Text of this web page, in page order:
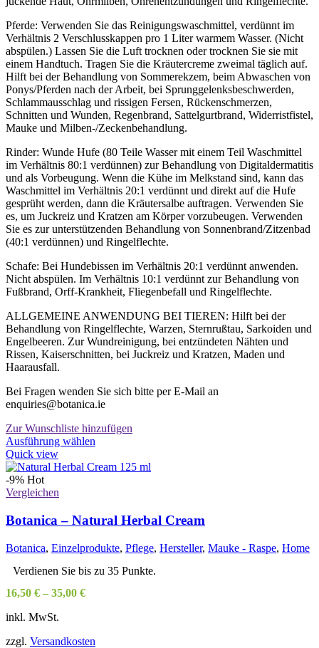
Pferde: Verwenden Sie das Reinigungswaschmittel, verdünnt im
Verhältnis 2 Verschlusskappen pro 1 Liter warmem Wasser. (Nicht
abspülen.) Lassen Sie die Luft trocknen oder trocknen Sie sie mit
einem Handtuch. Tragen Sie die Kräutercreme zweimal täglich auf.
Hilft bei der Behandlung von Sommerekzem, beim Abwaschen von
Ponys/Pferden nach der Arbeit, bei Sprunggelenksbeschwerden,
Schlammausschlag und rissigen Fersen, Rückenschmerzen,
Schnitten und Wunden, Regenbrand, Sattelgurtbrand, Widerristfistel,
Mauke und Milben-/Zeckenbehandlung.
Rinder: Wunde Hufe (80 Teile Wasser mit einem Teil Waschmittel
im Verhältnis 80:1 verdünnen) zur Behandlung von Digitaldermatitis
und als Vorbeugung. Wenn die Kühe im Melkstand sind, kann das
Waschmittel im Verhältnis 20:1 verdünnt und direkt auf die Hufe
gesprüht werden, dann die Kräutersalbe auftragen. Verwenden Sie
es, um Juckreiz und Kratzen am Körper vorzubeugen. Verwenden
Sie es zur unterstützenden Behandlung von Sonnenbrand/Zitzenbad
(40:1 verdünnen) und Ringelflechte.
Schafe: Bei Hundebissen im Verhältnis 20:1 verdünnt anwenden.
Nicht abspülen. Im Verhältnis 10:1 verdünnt zur Behandlung von
Fußbrand, Orff-Krankheit, Fliegenbefall und Ringelflechte.
ALLGEMEINE ANWENDUNG BEI TIEREN: Hilft bei der
Behandlung von Ringelflechte, Warzen, Sternrußtau, Sarkoiden und
Engelbeeren. Zur Wundreinigung, bei entzündeten Nähten und
Rissen, Kaiserschnitten, bei Juckreiz und Kratzen, Maden und
Haarausfall.
Bei Fragen wenden Sie sich bitte per E-Mail an
enquiries@botanica.ie
Zur Wunschliste hinzufügen
Ausführung wählen
weist
Die
Optionen
können
auf
der
Quick view
-9% Hot
Vergleichen
Botanica – Natural Herbal Cream
Botanica, Einzelprodukte, Pflege, Hersteller, Mauke - Raspe, Home
Verdienen Sie bis zu 35 Punkte.
16,50 € – 35,00 €
inkl. MwSt.
zzgl. Versandkosten